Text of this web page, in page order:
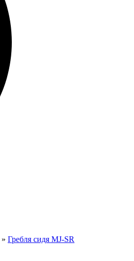
» Гребля сидя MJ-SR